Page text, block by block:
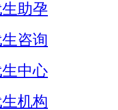
助孕
咨询
中心
机构